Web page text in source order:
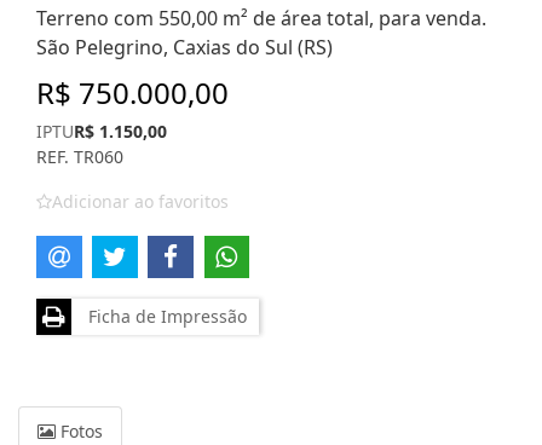
Terreno com 550,00 m² de área total, para venda.
São Pelegrino, Caxias do Sul (RS)
R$ 750.000,00
IPTUR$ 1.150,00
REF. TR060
Adicionar ao favoritos
Ficha de Impressão
Fotos